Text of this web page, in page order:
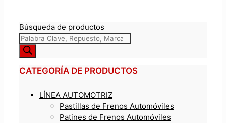
Búsqueda de productos
CATEGORÍA DE PRODUCTOS
LÍNEA AUTOMOTRIZ
Pastillas de Frenos Automóviles
Patines de Frenos Automóviles